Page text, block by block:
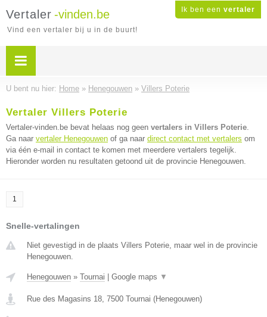
Ik ben een vertaler
Vertaler -vinden.be
Vind een vertaler bij u in de buurt!
U bent nu hier: Home » Henegouwen » Villers Poterie
Vertaler Villers Poterie
Vertaler-vinden.be bevat helaas nog geen vertalers in Villers Poterie.
Ga naar vertaler Henegouwen of ga naar direct contact met vertalers om
via één e-mail in contact te komen met meerdere vertalers tegelijk.
Hieronder worden nu resultaten getoond uit de provincie Henegouwen.
1
Snelle-vertalingen
Niet gevestigd in de plaats Villers Poterie, maar wel in de provincie
Henegouwen.
Henegouwen » Tournai Google maps ▼
Rue des Magasins 18, 7500 Tournai (Henegouwen)